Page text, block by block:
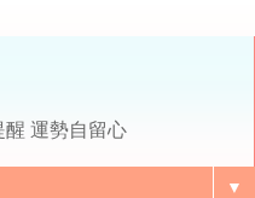
運勢自留心
▼